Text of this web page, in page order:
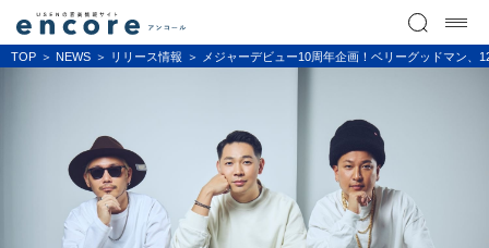
TOP NEWS リリース情報 メジャーデビュー10周年企画！ベリーグッドマン